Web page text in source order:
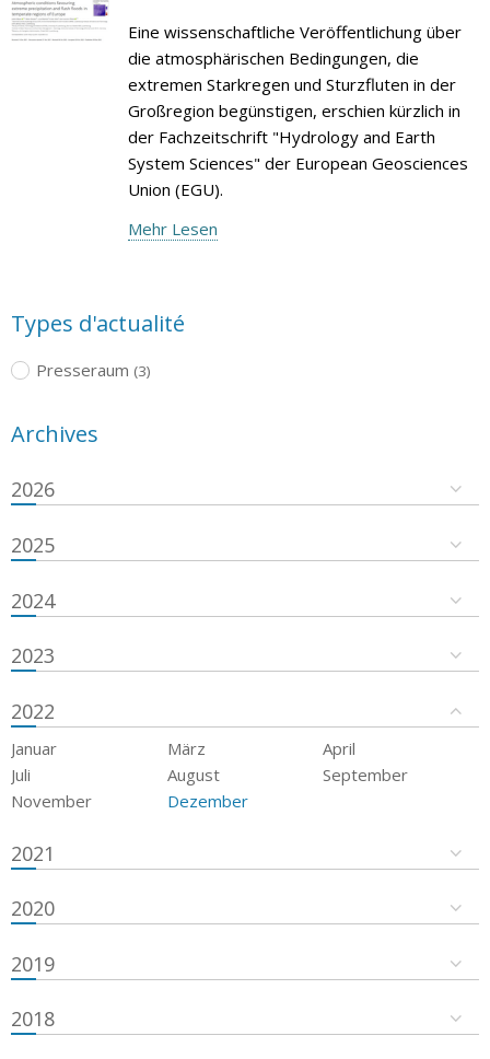
Eine wissenschaftliche Veröffentlichung über
die atmosphärischen Bedingungen, die
extremen Starkregen und Sturzfluten in der
Großregion begünstigen, erschien kürzlich in
der Fachzeitschrift "Hydrology and Earth
System Sciences" der European Geosciences
Union (EGU).
Mehr Lesen
Types d'actualité
Presseraum (3)
Archives
2026
2025
2024
2023
2022
Januar März
April
Juli
August
September
November
Dezember
2021
2020
2019
2018